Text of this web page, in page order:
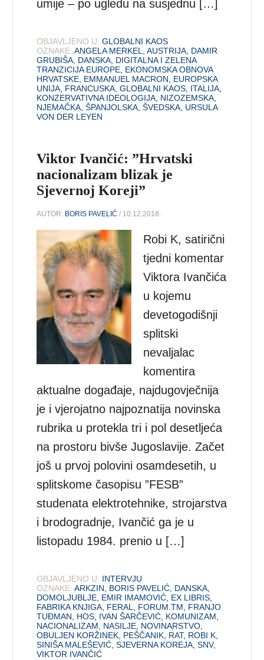
umije – po ugledu na susjednu […]
OBJAVLJENO U: GLOBALNI KAOS
OZNAKE: ANGELA MERKEL ,AUSTRIJA DAMIR
GRUBIŠA DANSKA DIGITALNA I ZELENA
TRANZICIJA EUROPE EKONOMSKA OBNOVA
HRVATSKE EMMANUEL MACRON
EUROPSKA
UNIJA FRANCUSKA ,GLOBALNI KAOS ITALIJA
KONZERVATIVNA IDEOLOGIJA NIZOZEMSKA
NJEMAČKA ,ŠPANJOLSKA ,ŠVEDSKA URSULA
VON DER LEYEN
Viktor Ivančić: ”Hrvatski
nacionalizam blizak je
Sjevernoj Koreji”
AUTOR: BORIS PAVELIĆ / 10.12.2018.
Robi K, satirični
tjedni komentar
Viktora Ivančića
u kojemu
devetogodišnji
splitski
nevaljalac
komentira
aktualne događaje, najdugovječnija
je i vjerojatno najpoznatija novinska
rubrika u protekla tri i pol desetljeća
na prostoru bivše Jugoslavije. Začet
još u prvoj polovini osamdesetih, u
splitskome časopisu ”FESB”
studenata elektrotehnike, strojarstva
i brodogradnje, Ivančić ga je u
listopadu 1984. prenio u […]
OBJAVLJENO U: INTERVJU
OZNAKE: ARKZIN, BORIS PAVELIĆ, DANSKA,
DOMOLJUBLJE, EMIR IMAMOVIĆ, EX LIBRIS,
FABRIKA KNJIGA, FERAL, FORUM.TM, FRANJO
TUĐMAN, HOS, IVAN ŠARČEVIĆ, KOMUNIZAM,
NACIONALIZAM, NASILJE, NOVINARSTVO,
OBULJEN KORŽINEK, PEŠČANIK, RAT, ROBI K,
SINIŠA MALEŠEVIĆ,SJEVERNA KOREJA,SNV,
VIKTOR IVANČIĆ